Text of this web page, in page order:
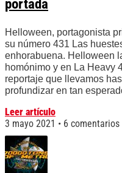
portada
Helloween, portagonista
su número 431 Las
enhorabuena. Helloween
homónimo y en La Heavy
reportaje que llevamos
profundizar en tan
Leer artículo
3 mayo 2021
6 comentarios